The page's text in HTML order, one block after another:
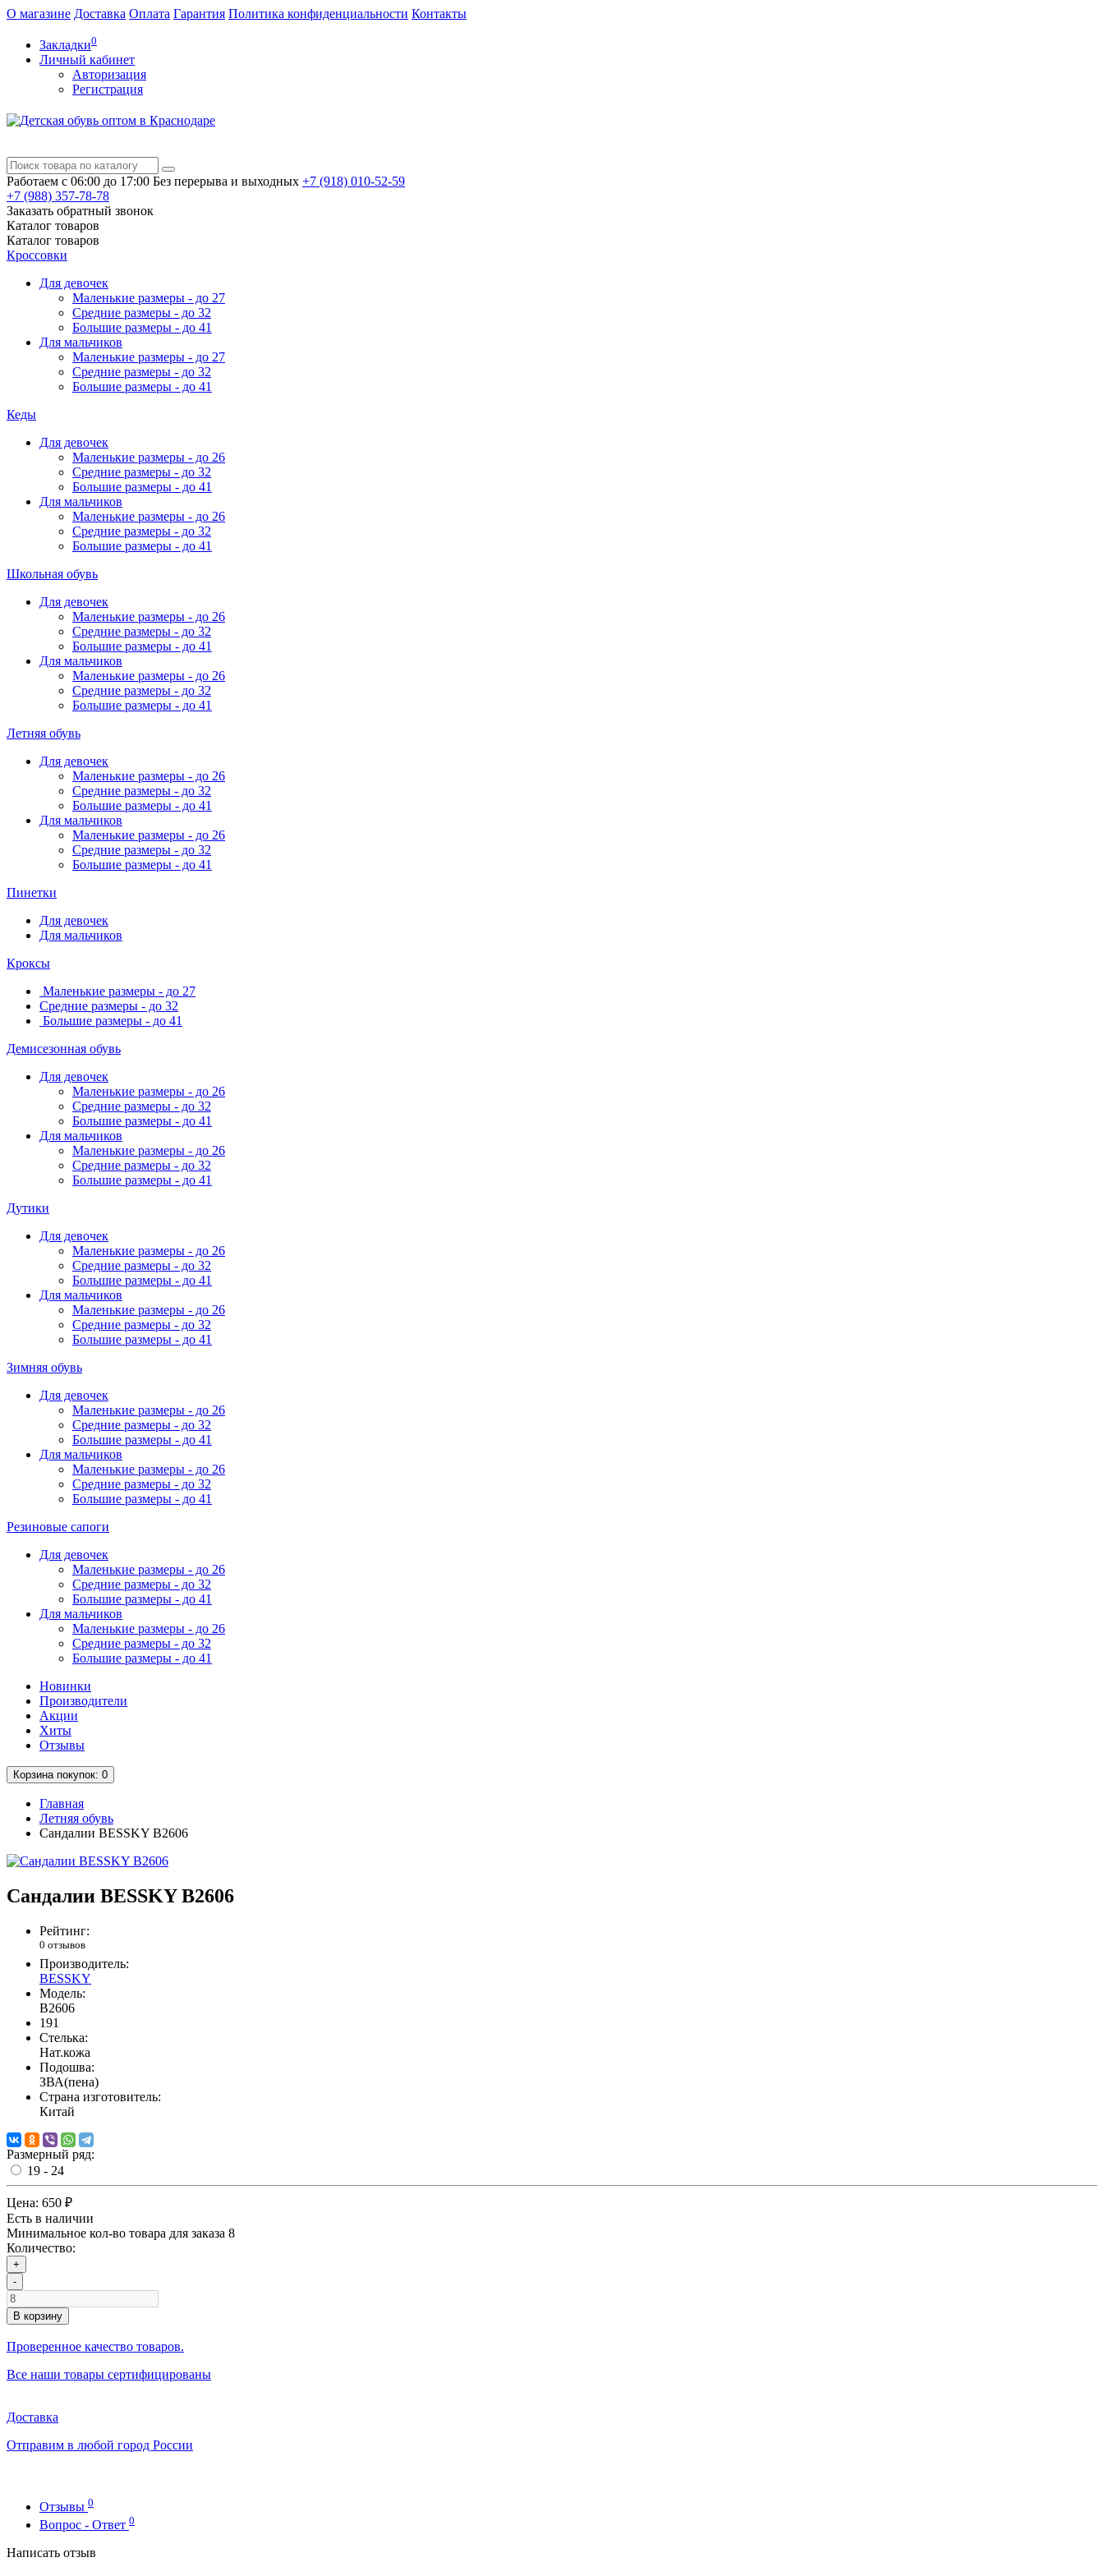
О магазине Доставка Оплата Гарантия Политика конфиденциальности Контакты
Закладки0
Личный кабинет
Авторизация
Регистрация
Работаем с 06:00 до 17:00 Без перерыва и выходных +7 (918) 010-52-59
+7 (988) 357-78-78
Заказать обратный звонок
Каталог товаров
Каталог товаров
Кроссовки
Для девочек
Маленькие размеры - до 27
Средние размеры - до 32
Большие размеры - до 41
Для мальчиков
Маленькие размеры - до 27
Средние размеры - до 32
Большие размеры - до 41
Кеды
Для девочек
Маленькие размеры - до 26
Средние размеры - до 32
Большие размеры - до 41
Для мальчиков
Маленькие размеры - до 26
Средние размеры - до 32
Большие размеры - до 41
Школьная обувь
Для девочек
Маленькие размеры - до 26
Средние размеры - до 32
Большие размеры - до 41
Для мальчиков
Маленькие размеры - до 26
Средние размеры - до 32
Большие размеры - до 41
Летняя обувь
Для девочек
Маленькие размеры - до 26
Средние размеры - до 32
Большие размеры - до 41
Для мальчиков
Маленькие размеры - до 26
Средние размеры - до 32
Большие размеры - до 41
Пинетки
Для девочек
Для мальчиков
Кроксы
Маленькие размеры - до 27
Средние размеры - до 32
Большие размеры - до 41
Демисезонная обувь
Для девочек
Маленькие размеры - до 26
Средние размеры - до 32
Большие размеры - до 41
Для мальчиков
Маленькие размеры - до 26
Средние размеры - до 32
Большие размеры - до 41
Дутики
Для девочек
Маленькие размеры - до 26
Средние размеры - до 32
Большие размеры - до 41
Для мальчиков
Маленькие размеры - до 26
Средние размеры - до 32
Большие размеры - до 41
Зимняя обувь
Для девочек
Маленькие размеры - до 26
Средние размеры - до 32
Большие размеры - до 41
Для мальчиков
Маленькие размеры - до 26
Средние размеры - до 32
Большие размеры - до 41
Резиновые сапоги
Для девочек
Маленькие размеры - до 26
Средние размеры - до 32
Большие размеры - до 41
Для мальчиков
Маленькие размеры - до 26
Средние размеры - до 32
Большие размеры - до 41
Новинки
Производители
Акции
Хиты
Отзывы
Корзинапокупок: 0
Главная
Летняя обувь
Сандалии BESSKY B2606
Сандалии BESSKY B2606
Рейтинг:
0 отзывов
Производитель:
BESSKY
Модель:
B2606
191
Стелька:
Нат.кожа
Подошва:
ЗВА(пена)
Страна изготовитель:
Китай
Размерный ряд:
19 - 24
Цена: 650 ₽
Есть в наличии
Минимальное кол-во товара для заказа 8
Количество:
+
-
В корзину
Проверенное качество товаров.
Все наши товары сертифицированы
Доставка
Отправим в любой город России
Отзывы 0
Вопрос - Ответ 0
Написать отзыв